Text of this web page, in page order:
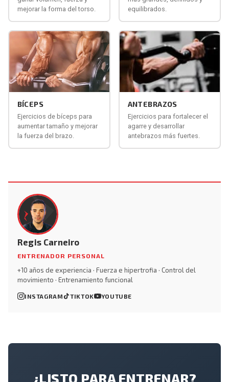
mejorar la forma del torso.
equilibrados.
BÍCEPS
Ejercicios de bíceps para
aumentar tamaño y mejorar
la fuerza del brazo.
ANTEBRAZOS
Ejercicios para fortalecer el
agarre y desarrollar
antebrazos más fuertes.
Regis Carneiro
ENTRENADOR PERSONAL
+10 años de experiencia · Fuerza e hipertrofia · Control del
movimiento · Entrenamiento funcional
INSTAGRAM TIKTOK YOUTUBE
¿LISTO PARA ENTRENAR?